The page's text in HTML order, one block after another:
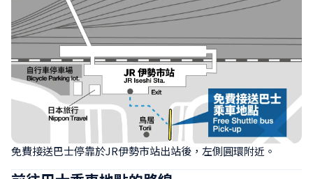
免費接送巴士停靠於JR伊勢市站出站後，左側圓環附近。